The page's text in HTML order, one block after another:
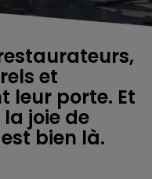
et
leur porte. Et
joie de
bien là.